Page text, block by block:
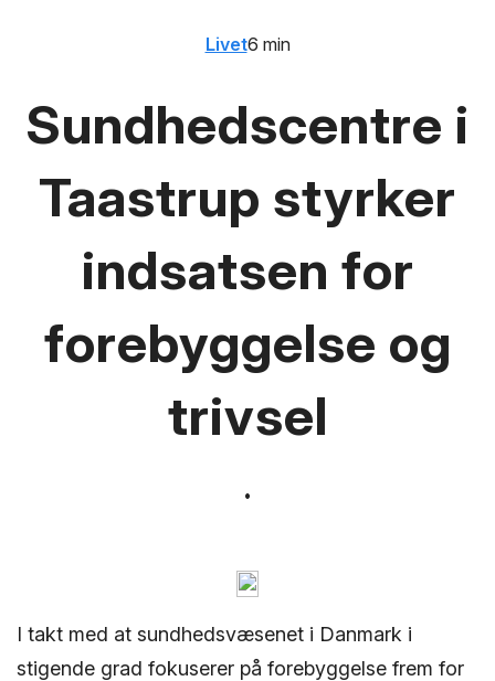
Sundhedscentre i
Taastrup styrker
indsatsen for
forebyggelse og
trivsel
Livet6 min
I takt med at sundhedsvæsenet i Danmark i
stigende grad fokuserer på forebyggelse frem for